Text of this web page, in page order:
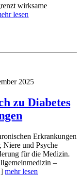
wirksame
lesen
2025
zu Diabetes
Erkrankungen
Niere und Psyche
für die Medizin.
–
mehr lesen